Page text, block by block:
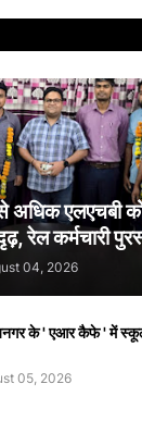
अधिक एलएचबी
रेल कर्मचारी
04, 2026
के ' एआर कैफे ' में स्कूल
05, 2026